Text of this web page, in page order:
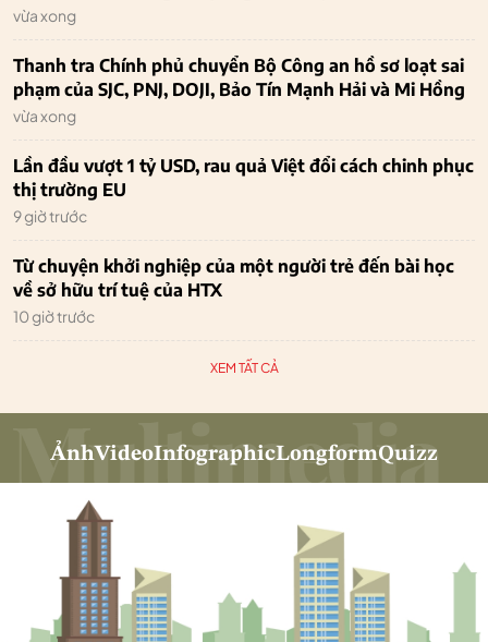
vừa xong
Thanh tra Chính phủ chuyển Bộ Công an hồ sơ loạt sai
phạm của SJC, PNJ, DOJI, Bảo Tín Mạnh Hải và Mi Hồng
vừa xong
Lần đầu vượt 1 tỷ USD, rau quả Việt đổi cách chinh phục
thị trường EU
9 giờ trước
Từ chuyện khởi nghiệp của một người trẻ đến bài học
về sở hữu trí tuệ của HTX
10 giờ trước
XEM TẤT CẢ
ẢnhVideoInfographicLongformQuizz